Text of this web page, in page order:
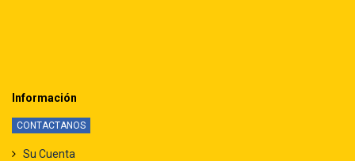
Información
CONTACTANOS
Su Cuenta